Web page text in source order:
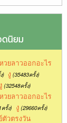
ดนิยม
วยลาวออกอะไร
) งู (35483ครั้ง)
งู (32548ครั้ง)
วยลาวออกอะไร
รั้ง) งู (29660ครั้ง)
ตัวตรงวัน